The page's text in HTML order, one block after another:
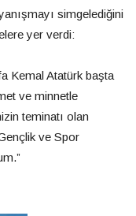
simgelediğini
yer verdi:
Kemal Atatürk başta
ve minnetle
teminatı olan
ve Spor